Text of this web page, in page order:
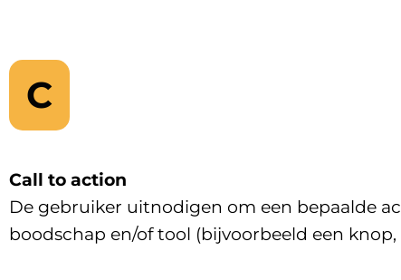
C
Call to action
De gebruiker uitnodigen om een bepaalde
boodschap en/of tool (bijvoorbeeld een knop,